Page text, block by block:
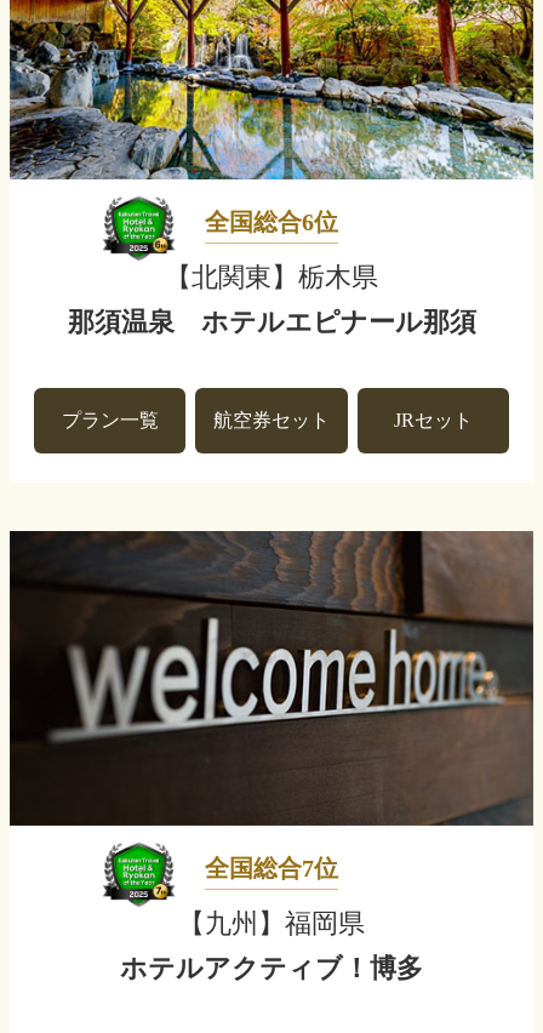
全国総合6位
【北関東】栃木県
那須温泉 ホテルエピナール那須
プラン一覧 航空券セット JRセット
全国総合7位
【九州】福岡県
ホテルアクティブ！博多